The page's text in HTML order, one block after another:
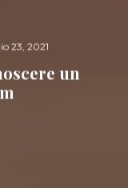
23, 2021
un